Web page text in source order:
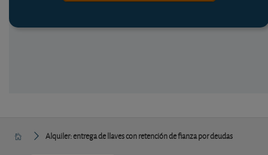
Alquiler: entrega de llaves con retención de fianza por deudas